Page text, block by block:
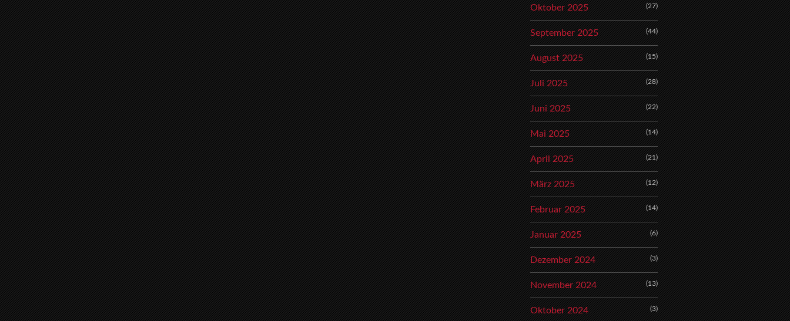
Oktober 2025 (27)
September 2025 (44)
August 2025 (15)
Juli 2025 (28)
Juni 2025 (22)
Mai 2025 (14)
April 2025 (21)
März 2025 (12)
Februar 2025 (14)
Januar 2025 (6)
Dezember 2024 (3)
November 2024 (13)
Oktober 2024 (3)